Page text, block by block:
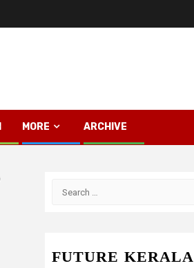
MORE ARCHIVE
FUTURE KERALA